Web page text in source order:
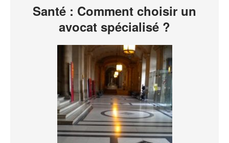
Santé : Comment choisir un
avocat spécialisé ?